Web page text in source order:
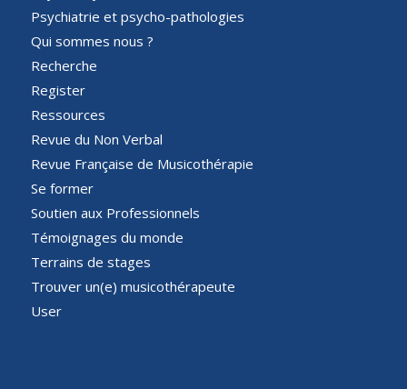
Psychiatrie et psycho-pathologies
Qui sommes nous ?
Recherche
Register
Ressources
Revue du Non Verbal
Revue Française de Musicothérapie
Se former
Soutien aux Professionnels
Témoignages du monde
Terrains de stages
Trouver un(e) musicothérapeute
User